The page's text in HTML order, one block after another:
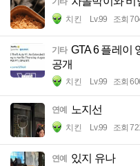
치킨 Lv.99 조회
기타 GTA 6 플레이
공개
치킨 Lv.99 조회
연예 노지선
치킨 Lv.99 조회
연예 있지 유나